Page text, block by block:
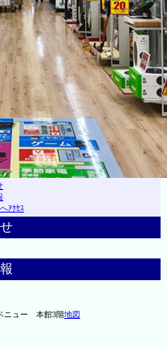
ｱｸｾｽ
ニュー 本館3階地図